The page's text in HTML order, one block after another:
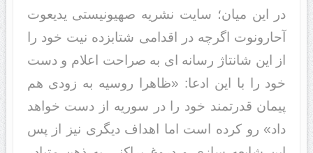
در این میان؛ سایت نشریه صهیونیستی یدیعوت
آحارونوت اگرچه در اقدامی شتابزده نیت خود را
از این شانتاژ رسانه ای به صراحت اعلام و دست
خود را با این ادعا: «ظاهرا روسیه به زودی هم
پیمان قدرتمند خود را در سوریه از دست خواهد
داد» رو کرده است اما اهداف دیگری نیز از پس